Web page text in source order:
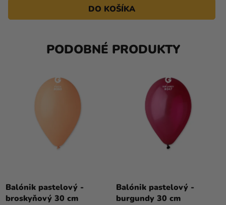
DO KOŠÍKA
PODOBNÉ PRODUKTY
Balónik pastelový -
broskyňový 30 cm
Balónik pastelový -
burgundy 30 cm